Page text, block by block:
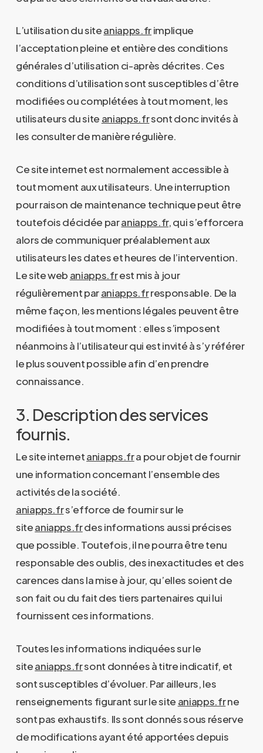
L’utilisation du siteaniapps.frimplique
l’acceptation pleine et entière des conditions
générales d’utilisation ci-après décrites. Ces
conditions d’utilisation sont susceptibles d’être
modifiées ou complétées à tout moment, les
utilisateurs du site aniapps.frsont donc invités à
les consulter de manière régulière.
Ce site internet est normalement accessible à
tout moment aux utilisateurs. Une interruption
pour raison de maintenance technique peut être
toutefois décidée paraniapps.fr, qui s’efforcera
alors de communiquer préalablement aux
utilisateurs les dates et heures de l’intervention.
Le site web aniapps.frest mis à jour
régulièrement paraniapps.frresponsable. De la
même façon, les mentions légales peuvent être
modifiées à tout moment : elles s’imposent
néanmoins à l’utilisateur qui est invité à s’y référer
le plus souvent possible afin d’en prendre
connaissance.
3. Description des services
fournis.
Le site internetaniapps.fra pour objet de fournir
une information concernant l’ensemble des
activités de la société.
aniapps.frs’efforce de fournir sur le
siteaniapps.frdes informations aussi précises
que possible. Toutefois, il ne pourra être tenu
responsable des oublis, des inexactitudes et des
carences dans la mise à jour, qu’elles soient de
son fait ou du fait des tiers partenaires qui lui
fournissent ces informations.
Toutes les informations indiquées sur le
siteaniapps.frsont données à titre indicatif, et
sont susceptibles d’évoluer. Par ailleurs, les
renseignements figurant sur le site aniapps.frne
sont pas exhaustifs. Ils sont donnés sous réserve
de modifications ayant été apportées depuis